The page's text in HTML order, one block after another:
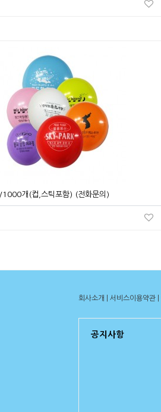
1000개(컵,스틱포함) (전화문의)
회사소개 서비스이용약관
공지사항